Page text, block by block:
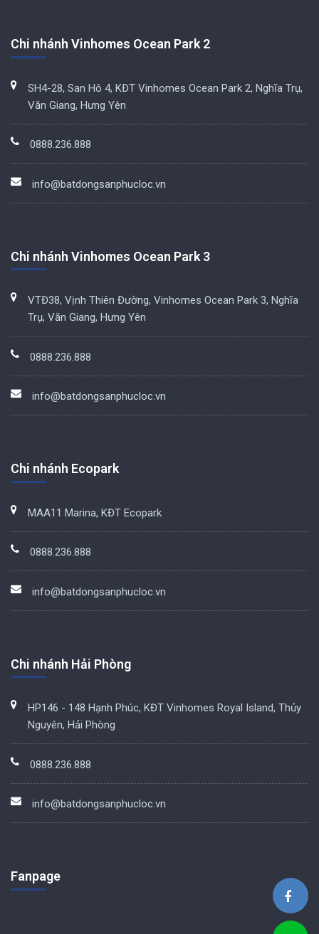
Chi nhánh Vinhomes Ocean Park 2
SH4-28, San Hô 4, KĐT Vinhomes Ocean Park 2, Nghĩa Trụ,
Văn Giang, Hưng Yên
0888.236.888
info@batdongsanphucloc.vn
Chi nhánh Vinhomes Ocean Park 3
VTĐ38, Vịnh Thiên Đường, Vinhomes Ocean Park 3, Nghĩa
Trụ, Văn Giang, Hưng Yên
0888.236.888
info@batdongsanphucloc.vn
Chi nhánh Ecopark
MAA11 Marina, KĐT Ecopark
0888.236.888
info@batdongsanphucloc.vn
Chi nhánh Hải Phòng
HP146 - 148 Hạnh Phúc, KĐT Vinhomes Royal Island, Thủy
Nguyên, Hải Phòng
0888.236.888
info@batdongsanphucloc.vn
Fanpage